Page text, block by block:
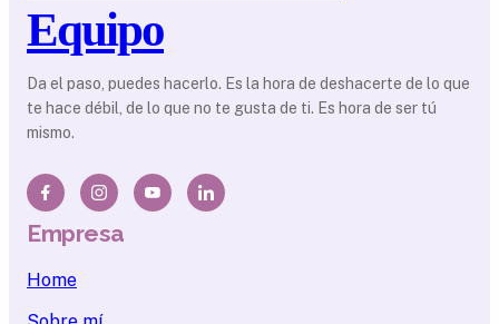
Equipo
Da el paso, puedes hacerlo. Es la hora de deshacerte de lo que
te hace débil, de lo que no te gusta de ti. Es hora de ser tú
mismo.
Empresa
Home